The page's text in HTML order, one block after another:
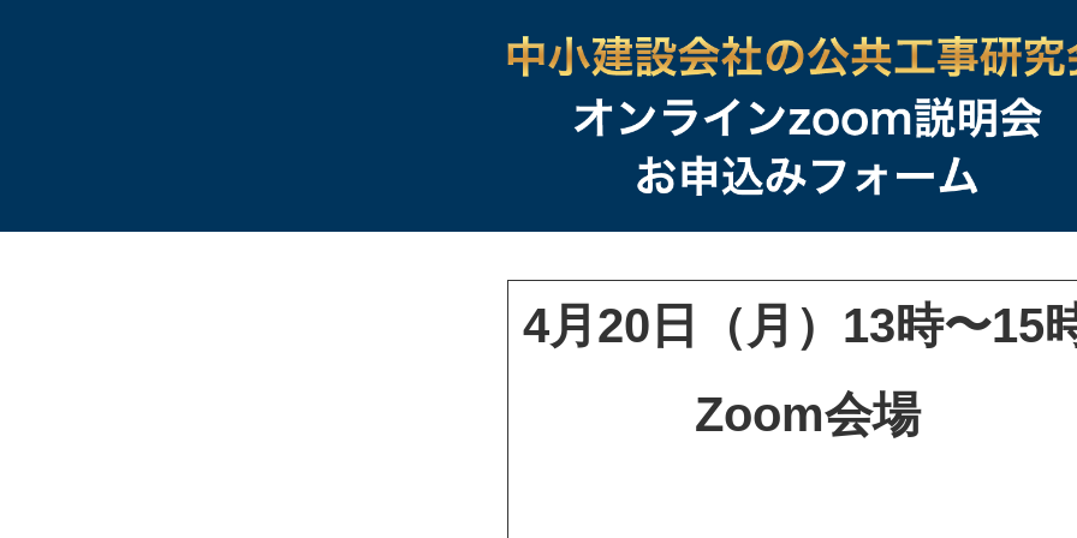
4月20日（月） 13時〜15
Zoom会場